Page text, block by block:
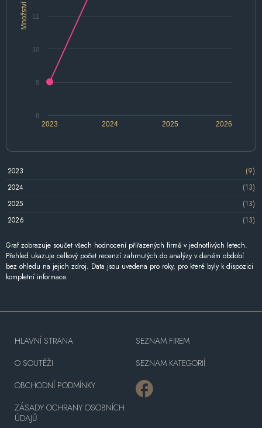
Množství
2024 2026
2023 2025
8
9
10
11
2023
(9)
2024
(13)
2025
(13)
2026
(13)
Graf zobrazuje součet všech hodnocení přiřazených firmě v jednotlivých letech.
Přehled ukazuje celkový počet recenzí zahrnutých do analýzy v daném období
bez ohledu na jejich zdroj. Data jsou uvedena pro roky, pro které byly k dispozici
kompletní informace.
HLAVNÍ STRANA
O SOUTĚŽI
OBCHODNÍ PODMÍNKY
ZÁSADY OCHRANY OSOBNÍCH
ÚDAJŮ
SEZNAM FIREM
SEZNAM KATEGORIÍ